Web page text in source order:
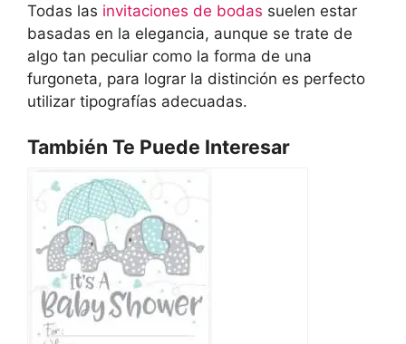
Todas las invitaciones de bodas suelen estar
basadas en la elegancia, aunque se trate de
algo tan peculiar como la forma de una
furgoneta, para lograr la distinción es perfecto
utilizar tipografías adecuadas.
También Te Puede Interesar